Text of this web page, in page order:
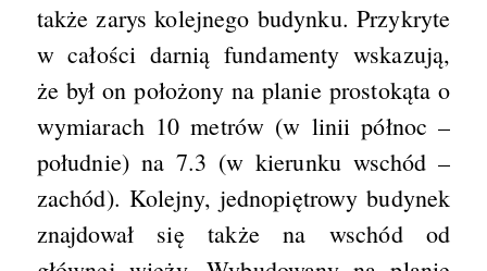
także zarys kolejnego budynku. Przykryte
w całości darnią fundamenty wskazują,
że był on położony na planie prostokąta o
wymiarach 10 metrów (w linii północ –
południe) na 7.3 (w kierunku wschód –
zachód). Kolejny, jednopiętrowy budynek
znajdował się także na wschód od